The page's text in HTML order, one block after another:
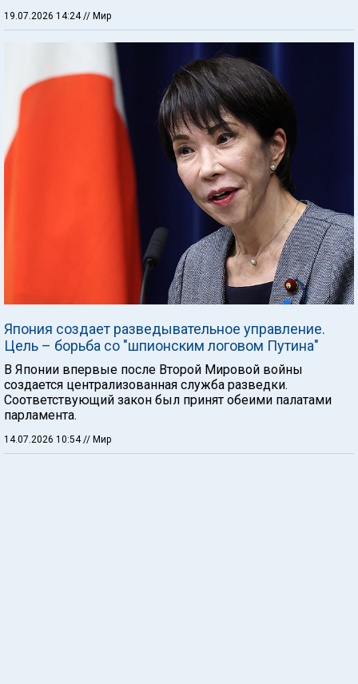
19.07.2026 14:24 // Мир
Япония создает разведывательное управление.
Цель – борьба со "шпионским логовом Путина"
В Японии впервые после Второй Мировой войны
создается централизованная служба разведки.
Соответствующий закон был принят обеими палатами
парламента.
14.07.2026 10:54// Мир